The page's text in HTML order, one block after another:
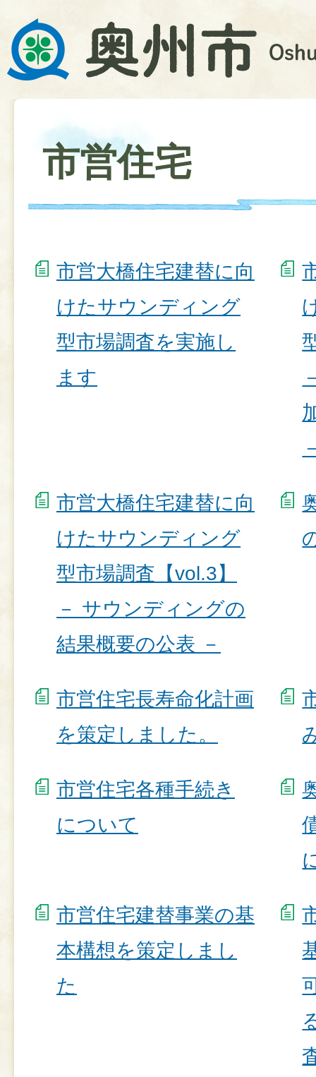
市営住宅
市営⼤橋住宅建替に向
けたサウンディング
型市場調査を実施し
ます
市営⼤橋住宅建替に向
けたサウンディング
型市場調査【vol.3】
－ サウンディングの
結果概要の公表 －
市営住宅長寿命化計画
を策定しました。
市営住宅各種手続き
について
市営住宅建替事業の基
本構想を策定しまし
た